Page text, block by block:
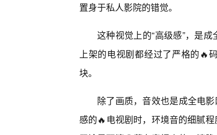
置身于私人影院的错觉。
这种视觉上的“高级感”，是
上架的电视剧都经过了严格的🔥
块。
除了画质，音效也是成全电
感的🔥电视剧时，环境音的细腻